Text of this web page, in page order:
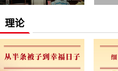
宣讲活动
理论